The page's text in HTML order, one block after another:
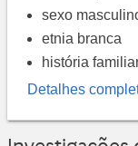
sexo
etnia branca
história
Detalhes